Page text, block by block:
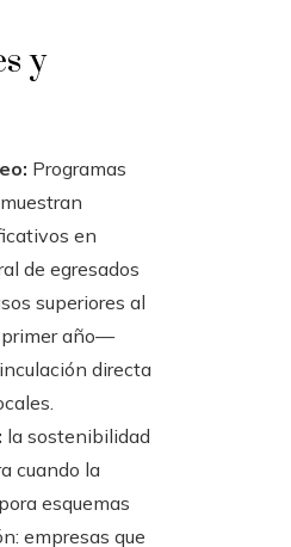
y
Programas
en
de egresados
superiores al
año—
directa
la sostenibilidad
cuando la
esquemas
empresas que